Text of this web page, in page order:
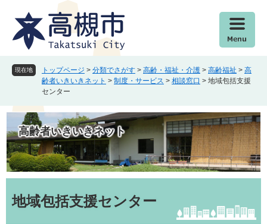
文
へ
現在地 トップページ > 分類でさがす > 高齢・福祉・介護 > 高齢福祉 > 高
齢者いきいきネット > 制度・サービス > 相談窓口 > 地域包括支援
センター
高齢者いきいきネット
文地域包括支援センター